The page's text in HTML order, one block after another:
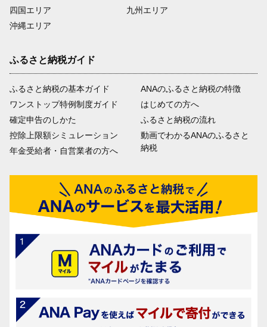
四国エリア
沖縄エリア
九州エリア
ふるさと納税ガイド
ふるさと納税の基本ガイド
ワンストップ特例制度ガイド
確定申告のしかた
控除上限額シミュレーション
年金受給者・自営業者の方へ
ANAのふるさと納税の特徴
はじめての方へ
ふるさと納税の流れ
動画でわかるANAのふるさと
納税